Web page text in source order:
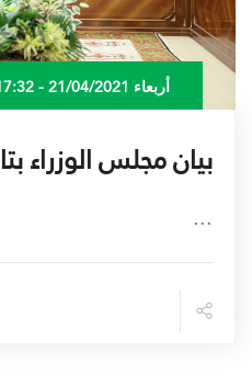
أربعاء 21/04/2021 - 17:32
بيان مجلس الوزراء بتاريخ 21
...